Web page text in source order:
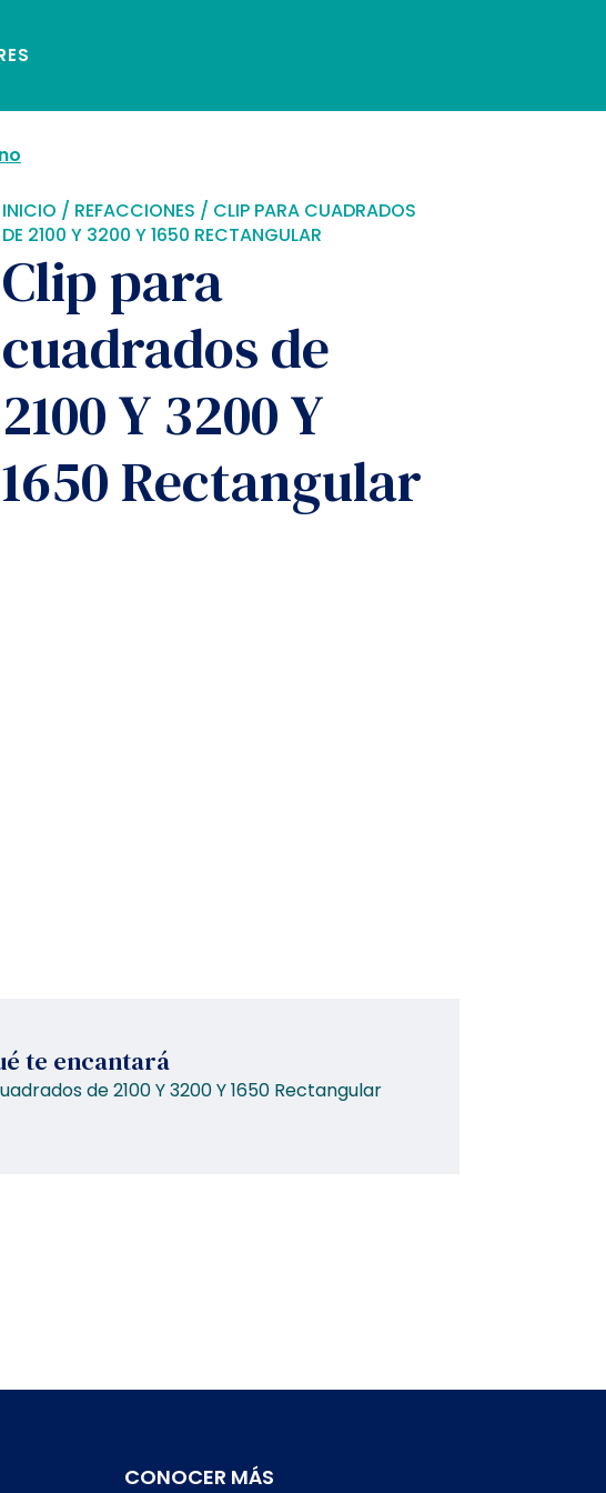
INICIO / REFACCIONES / CLIP PARA CUADRADOS
DE 2100 Y 3200 Y 1650 RECTANGULAR
Clip para
cuadrados de
2100 Y 3200 Y
1650 Rectangular
te encantará
de 2100 Y 3200 Y 1650 Rectangular
CONOCER MÁS